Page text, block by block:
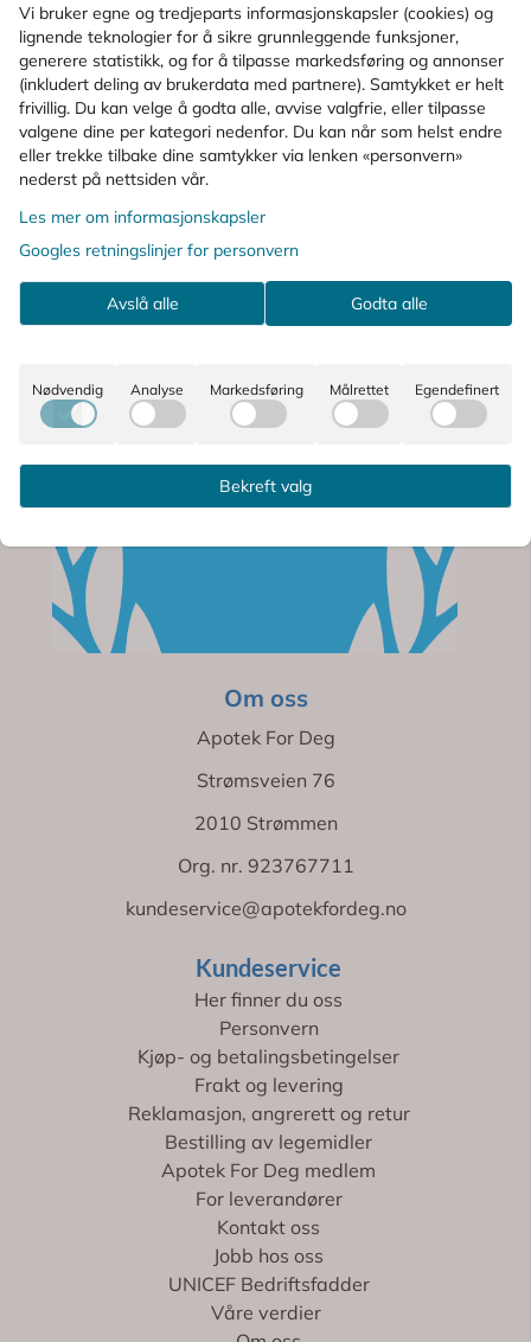
Om oss
Apotek For Deg
Strømsveien 76
2010 Strømmen
Org. nr. 923767711
kundeservice@apotekfordeg.no
Kundeservice
Her finner du oss
Personvern
Kjøp- og betalingsbetingelser
Frakt og levering
Reklamasjon, angrerett og retur
Bestilling av legemidler
Apotek For Deg medlem
For leverandører
Kontakt oss
Jobb hos oss
UNICEF Bedriftsfadder
Våre verdier
Vi bruker egne og tredjeparts informasjonskapsler (cookies) og
lignende teknologier for å sikre grunnleggende funksjoner,
generere statistikk, og for å tilpasse markedsføring og annonser
(inkludert deling av brukerdata med partnere). Samtykket er helt
frivillig. Du kan velge å godta alle, avvise valgfrie, eller tilpasse
valgene dine per kategori nedenfor. Du kan når som helst endre
eller trekke tilbake dine samtykker via lenken «personvern»
nederst på nettsiden vår.
Les mer om informasjonskapsler
Googles retningslinjer for personvern
Avslå alle Godta alle
Nødvendig Analyse Markedsføring Målrettet Egendefinert
Bekreft valg